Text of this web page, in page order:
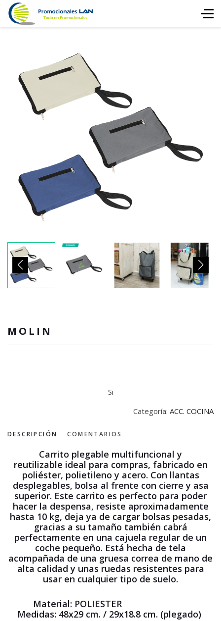
MOLIN
Si
Categoría: ACC. COCINA
DESCRIPCIÓN COMENTARIOS
Carrito plegable multifuncional y
reutilizable ideal para compras, fabricado en
poliéster, polietileno y acero. Con llantas
desplegables, bolsa al frente con cierre y asa
superior. Este carrito es perfecto para poder
hacer la despensa, resiste aproximadamente
hasta 10 kg, deja ya de cargar bolsas pesadas,
gracias a su tamaño también cabrá
perfectamente en una cajuela regular de un
coche pequeño. Está hecha de tela
acompañada de una gruesa correa de mano de
alta calidad y unas ruedas resistentes para
usar en cualquier tipo de suelo.
Material: POLIESTER
Medidas: 48x29 cm. / 29x18.8 cm. (plegado)